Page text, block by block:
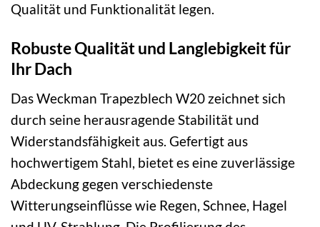
Qualität und Funktionalität legen.
Robuste Qualität und Langlebigkeit für
Ihr Dach
Das Weckman Trapezblech W20 zeichnet sich
durch seine herausragende Stabilität und
Widerstandsfähigkeit aus. Gefertigt aus
hochwertigem Stahl, bietet es eine zuverlässige
Abdeckung gegen verschiedenste
Witterungseinflüsse wie Regen, Schnee, Hagel